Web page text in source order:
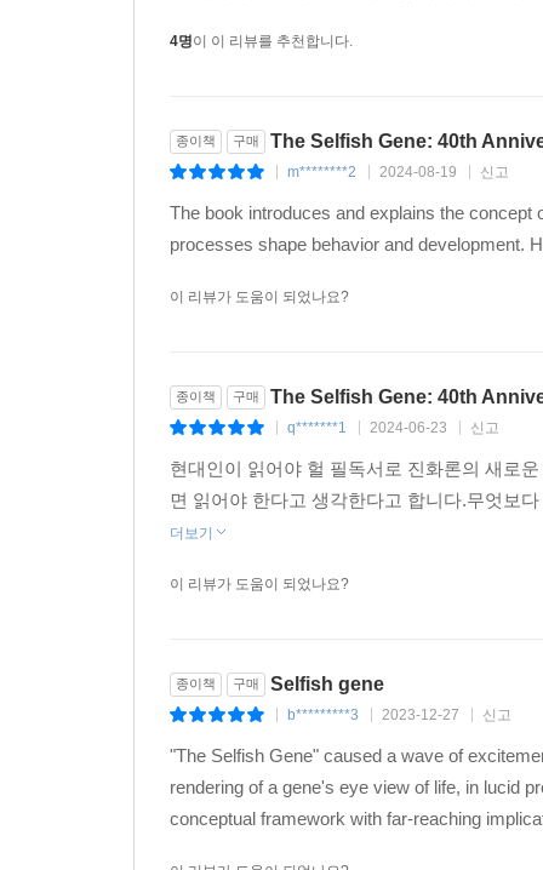
4명이 이 리뷰를 추천합니다.
종이책 구매 The Selfish Gene: 40th
m********2 2024-08-19 신고
The book introduces and explains the
processes shape behavior and development.
이 리뷰가 도움이 되었나요?
종이책 구매 The Selfish Gene: 40th
q*******1 2024-06-23 신고
현대인이 읽어야 헐 필독서로 진화론의 새로
면 읽어야 한다고 생각한다고 합니다.무엇보
더보기
이 리뷰가 도움이 되었나요?
종이책 구매 Selfish gene
b*********3 2023-12-27 신고
"The Selfish Gene" caused a wave of
rendering of a gene's eye view of life, in lucid
conceptual framework with far-reaching